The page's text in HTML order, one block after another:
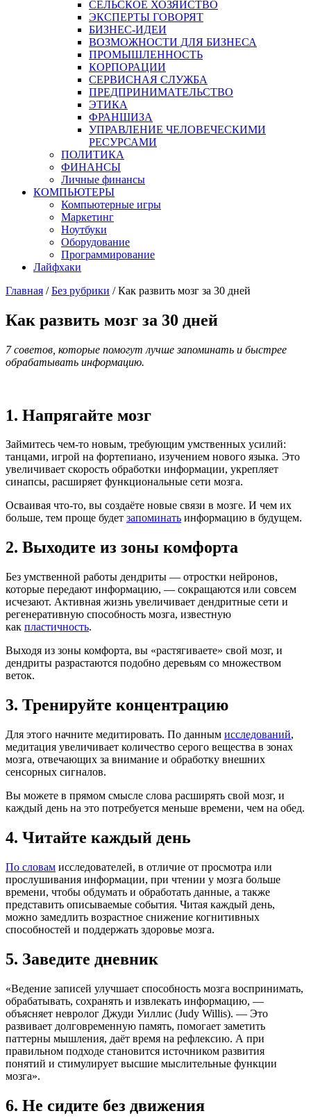
СЕЛЬСКОЕ ХОЗЯЙСТВО
ЭКСПЕРТЫ ГОВОРЯТ
БИЗНЕС-ИДЕИ
ВОЗМОЖНОСТИ ДЛЯ БИЗНЕСА
ПРОМЫШЛЕННОСТЬ
КОРПОРАЦИИ
СЕРВИСНАЯ СЛУЖБА
ПРЕДПРИНИМАТЕЛЬСТВО
ЭТИКА
ФРАНШИЗА
УПРАВЛЕНИЕ ЧЕЛОВЕЧЕСКИМИ
РЕСУРСАМИ
ПОЛИТИКА
ФИНАНСЫ
Личные финансы
КОМПЬЮТЕРЫ
Компьютерные игры
Маркетинг
Ноутбуки
Оборудование
Программирование
Лайфхаки
Главная /Без рубрики /Как развить мозг за 30 дней
Как развить мозг за 30 дней
7 советов, которые помогут лучше запоминать и быстрее
обрабатывать информацию.
1. Напрягайте мозг
Займитесь чем-то новым, требующим умственных усилий:
танцами, игрой на фортепиано, изучением нового языка. Это
увеличивает скорость обработки информации, укрепляет
синапсы, расширяет функциональные сети мозга.
Осваивая что-то, вы создаёте новые связи в мозге. И чем их
больше, тем проще будет запоминать информацию в будущем.
2. Выходите из зоны комфорта
Без умственной работы дендриты — отростки нейронов,
которые передают информацию, — сокращаются или совсем
исчезают. Активная жизнь увеличивает дендритные сети и
регенеративную способность мозга, известную
как пластичность.
Выходя из зоны комфорта, вы «растягиваете» свой мозг, и
дендриты разрастаются подобно деревьям со множеством
веток.
3. Тренируйте концентрацию
Для этого начните медитировать. По данным исследований,
медитация увеличивает количество серого вещества в зонах
мозга, отвечающих за внимание и обработку внешних
сенсорных сигналов.
Вы можете в прямом смысле слова расширять свой мозг, и
каждый день на это потребуется меньше времени, чем на обед.
4. Читайте каждый день
По словам исследователей, в отличие от просмотра или
прослушивания информации, при чтении у мозга больше
времени, чтобы обдумать и обработать данные, а также
представить описываемые события. Читая каждый день,
можно замедлить возрастное снижение когнитивных
способностей и поддержать здоровье мозга.
5. Заведите дневник
«Ведение записей улучшает способность мозга воспринимать,
обрабатывать, сохранять и извлекать информацию, —
объясняет невролог Джуди Уиллис (Judy Willis). — Это
развивает долговременную память, помогает заметить
паттерны мышления, даёт время на рефлексию. А при
правильном подходе становится источником развития
понятий и стимулирует высшие мыслительные функции
мозга».
6. Не сидите без движения